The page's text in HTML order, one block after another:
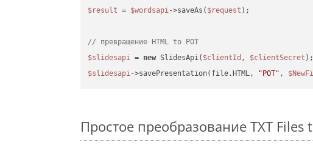
$result = $wordsapi->saveAs( $request );
// превращение HTML to POT
$slidesapi = new SlidesApi( $clientId , $clientSecret
$slidesapi->savePresentation(file.HTML, "POT" ,
Простое преобразование TXT Files